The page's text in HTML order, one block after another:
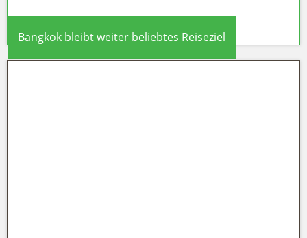
Bangkok bleibt weiter beliebtes Reiseziel